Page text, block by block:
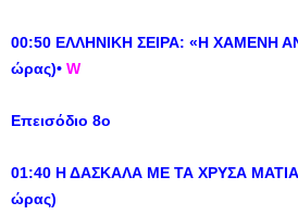
00:50 ΕΛΛΗΝΙΚΗ ΣΕΙΡΑ: «Η ΧΑΜΕΝΗ
ώρας)• W
Επεισόδιο 8ο
01:40 Η ΔΑΣΚΑΛΑ ΜΕ ΤΑ ΧΡΥΣΑ
ώρας)